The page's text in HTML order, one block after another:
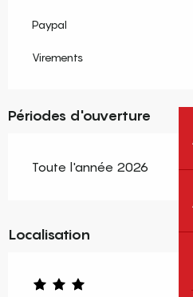
Paypal
Virements
Périodes d'ouverture
Toute l'année 2026
Localisation